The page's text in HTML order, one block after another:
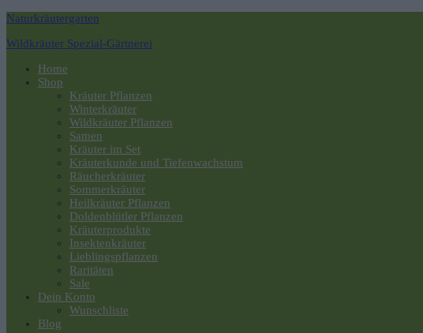
Naturkräutergarten
Wildkräuter Spezial-Gärtnerei
Navigation
umschalten
Home
Shop
Kräuter Pflanzen
Winterkräuter
Wildkräuter Pflanzen
Samen
Kräuter im Set
Kräuterkunde und Tiefenwachstum
Räucherkräuter
Sommerkräuter
Heilkräuter Pflanzen
Doldenblütler Pflanzen
Kräuterprodukte
Insektenkräuter
Lieblingspflanzen
Raritäten
Sale
Dein Konto
Wunschliste
Blog